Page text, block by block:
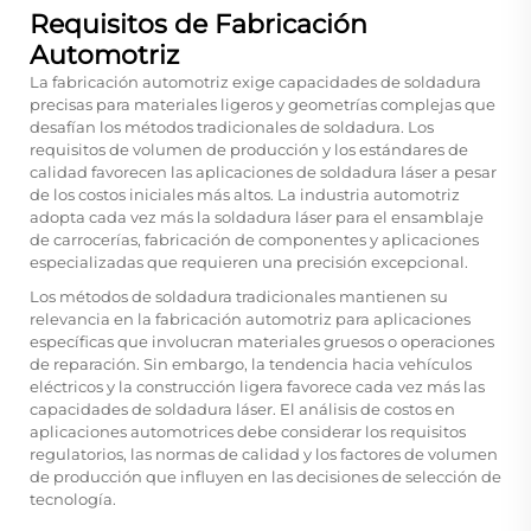
Requisitos de Fabricación
Automotriz
La fabricación automotriz exige capacidades de soldadura
precisas para materiales ligeros y geometrías complejas que
desafían los métodos tradicionales de soldadura. Los
requisitos de volumen de producción y los estándares de
calidad favorecen las aplicaciones de soldadura láser a pesar
de los costos iniciales más altos. La industria automotriz
adopta cada vez más la soldadura láser para el ensamblaje
de carrocerías, fabricación de componentes y aplicaciones
especializadas que requieren una precisión excepcional.
Los métodos de soldadura tradicionales mantienen su
relevancia en la fabricación automotriz para aplicaciones
específicas que involucran materiales gruesos o operaciones
de reparación. Sin embargo, la tendencia hacia vehículos
eléctricos y la construcción ligera favorece cada vez más las
capacidades de soldadura láser. El análisis de costos en
aplicaciones automotrices debe considerar los requisitos
regulatorios, las normas de calidad y los factores de volumen
de producción que influyen en las decisiones de selección de
tecnología.